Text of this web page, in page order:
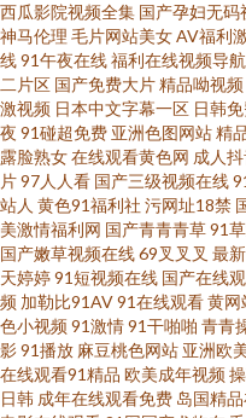
西瓜影院视频全集 国产孕妇无码
神马伦理 毛片网站美女AV福利
线91午夜在线福利在线视频导航
二片区 国产免费大片精品呦视频
激视频 日本中文字幕一区 日韩
夜 91碰超免费 亚洲色图网站精
露脸熟女在线观看黄色网 成人
片97人人看 国产三级视频在线
站人 黄色91福利社 污网址18禁
美激情福利网 国产青青青草91
国产嫩草视频在线69叉叉叉 最
天婷婷91短视频在线 国产在线
频 加勒比91AV91在线观看黄网
色小视频91激情91干啪啪 青青
影91播放 麻豆桃色网站 亚洲欧
在线观看91精品 欧美成年视频
日韩 成年在线观看免费 岛国精